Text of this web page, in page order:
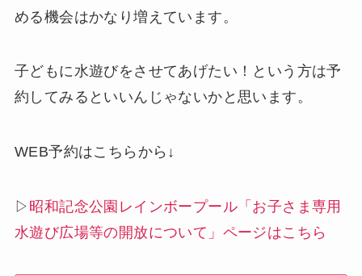
める機会はかなり増えています。
子どもに水遊びをさせてあげたい！という方は予
約してみるといいんじゃないかと思います。
WEB予約はこちらから↓
▷ 昭和記念公園レインボープール「お子さま専用
水遊び広場等の開放について」ページはこちら